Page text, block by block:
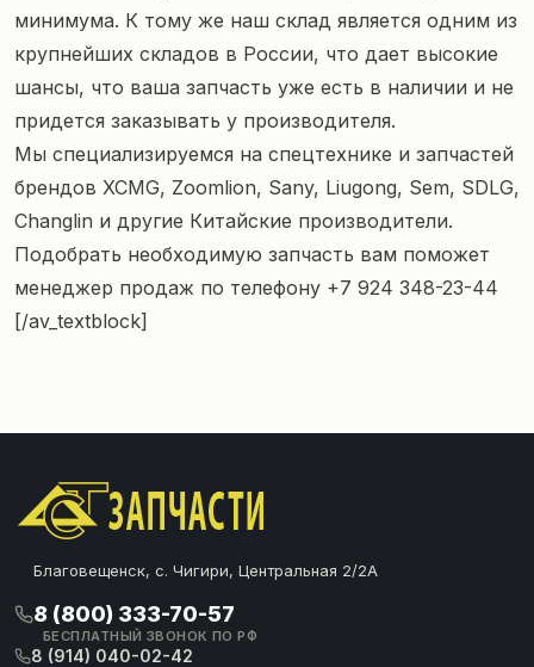
минимума. К тому же наш склад является одним из
крупнейших складов в России, что дает высокие
шансы, что ваша запчасть уже есть в наличии и не
придется заказывать у производителя.
Мы специализируемся на спецтехнике и запчастей
брендов XCMG, Zoomlion, Sany, Liugong, Sem, SDLG,
Changlin и другие Китайские производители.
Подобрать необходимую запчасть вам поможет
менеджер продаж по телефону +7 924 348-23-44
[/av_textblock]
Благовещенск, с. Чигири, Центральная 2/2А
8 (800) 333-70-57
БЕСПЛАТНЫЙ ЗВОНОК ПО РФ
8 (914) 040-02-42